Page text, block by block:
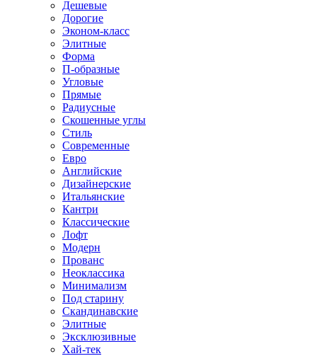
Дешевые
Дорогие
Эконом-класс
Элитные
Форма
П-образные
Угловые
Прямые
Радиусные
Скошенные углы
Стиль
Современные
Евро
Английские
Дизайнерские
Итальянские
Кантри
Классические
Лофт
Модерн
Прованс
Неоклассика
Минимализм
Под старину
Скандинавские
Элитные
Эксклюзивные
Хай-тек